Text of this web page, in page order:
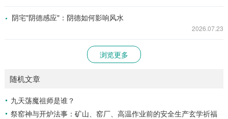
阴宅"阴德感应"：阴德如何影响风水
2026.07.23
浏览更多
随机文章
九天荡魔祖师是谁？
祭窑神与开炉法事：矿山、窑厂、高温作业前的安全生产玄学祈福